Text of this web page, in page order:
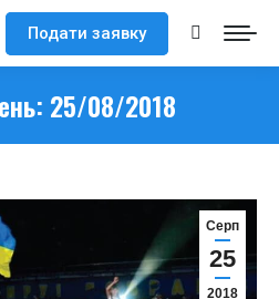
Подати заявку Search:
25/08/2018
Серп
25
2018